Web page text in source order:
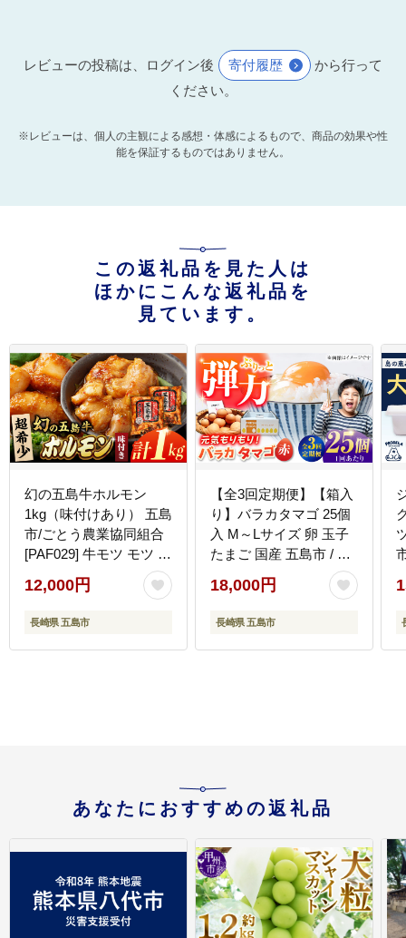
レビューの投稿は、ログイン後 寄付履歴
から行って
ください。
※レビューは、個人の主観による感想・体感によるもので、商品の効果や性
能を保証するものではありません。
この返礼品を見た人は
ほかにこんな返礼品を
見ています。
幻の五島牛ホルモン
1kg（味付けあり） 五島
市/ごとう農業協同組合
[PAF029] 牛モツ モツ ホ
12,000円
長崎県 五島市
【全3回定期便】【箱入
り】バラカタマゴ 25個
入 M～Lサイズ 卵 玉子
たまご 国産 五島市 / 五
島列島大石養鶏場
[PFQ057]
18,000円
長崎県 五島市
あなたにおすすめの返礼品